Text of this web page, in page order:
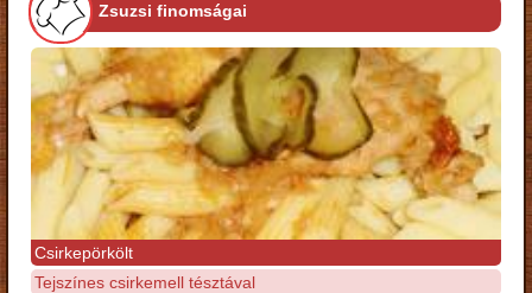
Zsuzsi finomságai
Csirkepörkölt
Tejszínes csirkemell tésztával